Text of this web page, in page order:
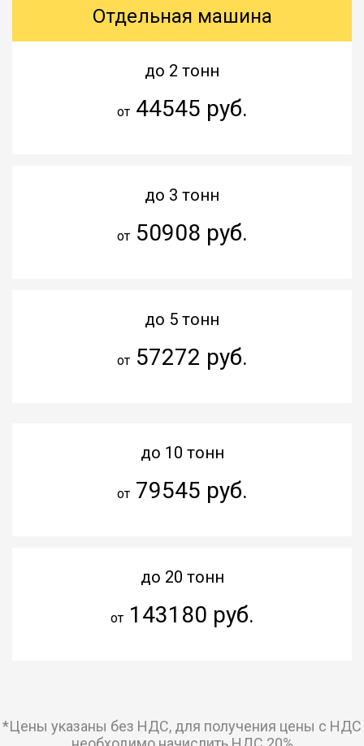
Отдельная машина
до 2 тонн
от44545 руб.
до 3 тонн
от50908 руб.
до 5 тонн
от57272 руб.
до 10 тонн
от79545 руб.
до 20 тонн
от143180 руб.
*Цены указаны без НДС, для получения цены с НДС